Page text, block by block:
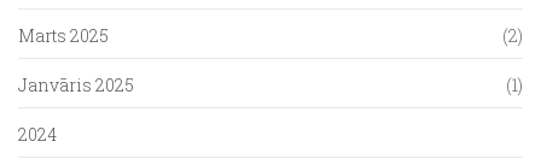
Marts 2025 (2)
Janvāris 2025 (1)
2024